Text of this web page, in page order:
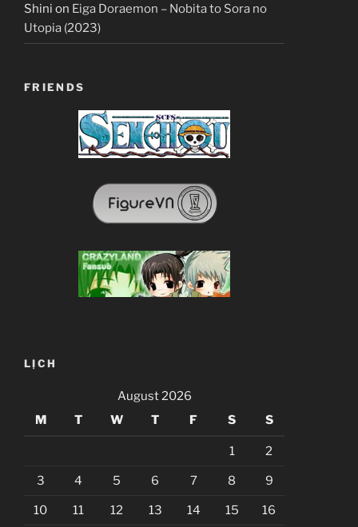
Shini on Eiga Doraemon – Nobita to Sora no
Utopia (2023)
FRIENDS
LỊCH
August 2026
M
T W T F S S
1 2
3 4 5 6 7 8 9
10 11 12 13 14 15 16